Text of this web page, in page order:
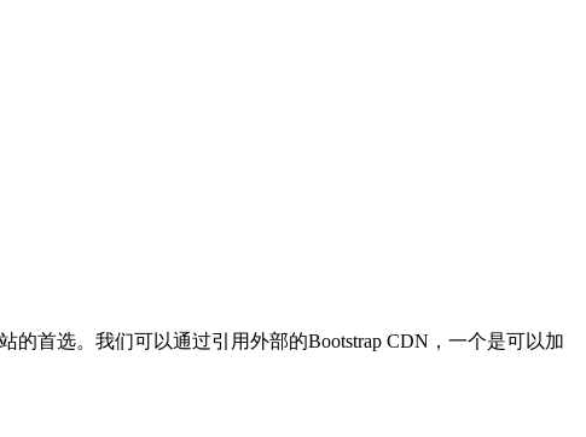
的首选。我们可以通过引用外部的Bootstrap CDN，一个是可以加